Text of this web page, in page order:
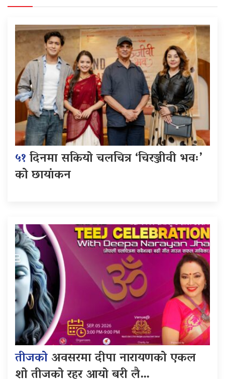
५१दिनमा सकियो चलचित्र ‘चिरञ्जीवी भवः’
को छायांकन
तीजकोअवसरमा दीपा नारायणको एकल